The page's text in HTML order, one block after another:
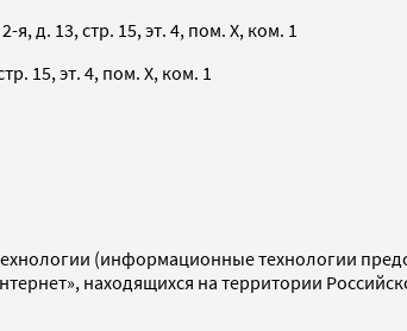
д. 13, стр. 15, эт. 4, пом. X, ком. 1
15, эт. 4, пом. X, ком. 1
(информационные технологии
находящихся на территории